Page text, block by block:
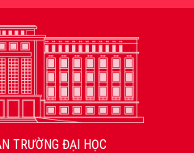
TRƯỜNG ĐẠI HỌC